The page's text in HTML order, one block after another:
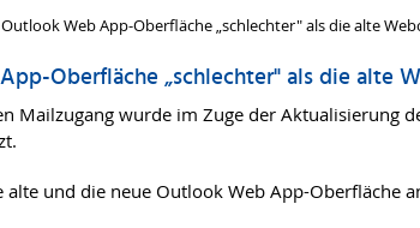
Web App-Oberfläche „schlechter" als die alte
Oberfläche „schlechter" als die alte
Mailzugang wurde im Zuge der Aktualisierung
und die neue Outlook Web App-Oberfläche